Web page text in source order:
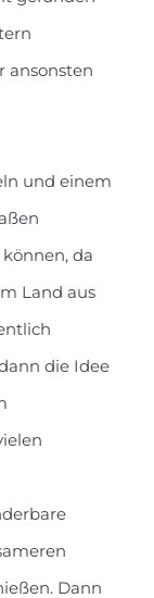
ansonsten
und einem
da
Land aus
die Idee
Dann